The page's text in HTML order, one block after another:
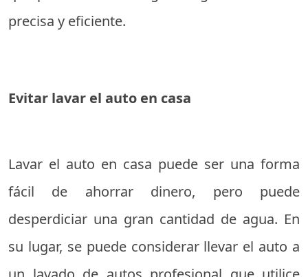
precisa y eficiente.
Evitar lavar el auto en casa
Lavar el auto en casa puede ser una forma
fácil de ahorrar dinero, pero puede
desperdiciar una gran cantidad de agua. En
su lugar, se puede considerar llevar el auto a